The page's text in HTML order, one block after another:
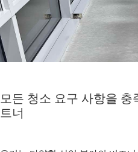
모든 청소 요구 사항을
트너